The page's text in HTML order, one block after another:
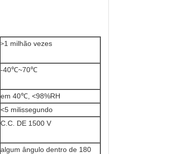
>1 milhão vezes
-40℃~70℃
em 40℃, <98%RH
<5 milissegundo
C.C. DE 1500 V
algum ângulo dentro de 180